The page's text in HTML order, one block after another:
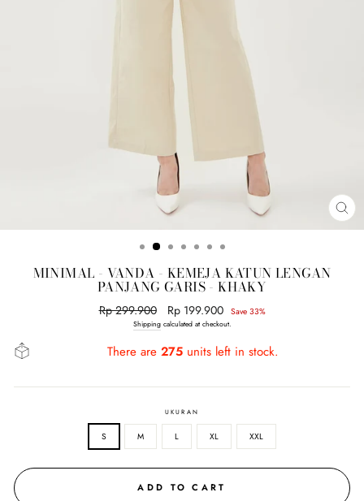
MINIMAL - VANDA - KEMEJA KATUN LENGAN
PANJANG GARIS - KHAKY
Regular
price
Rp 299.900
Sale
price
Rp 199.900 Save 33%
Shippingcalculated at checkout.
There are 275 units left in stock.
UKURAN
S M L XL XXL
ADD TO CART